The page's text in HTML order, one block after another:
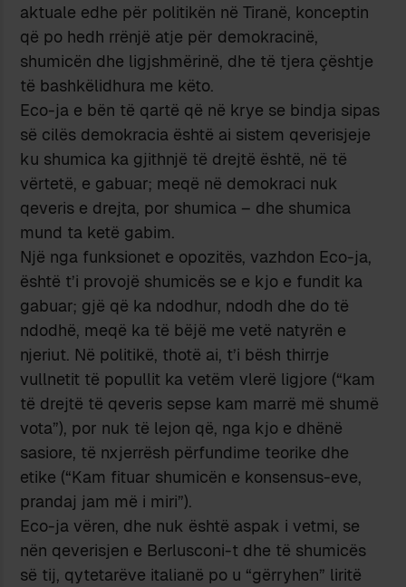
aktuale edhe për politikën në Tiranë, konceptin
që po hedh rrënjë atje për demokracinë,
shumicën dhe ligjshmërinë, dhe të tjera çështje
të bashkëlidhura me këto.
Eco-ja e bën të qartë që në krye se bindja sipas
së cilës demokracia është ai sistem qeverisjeje
ku shumica ka gjithnjë të drejtë është, në të
vërtetë, e gabuar; meqë në demokraci nuk
qeveris e drejta, por shumica – dhe shumica
mund ta ketë gabim.
Një nga funksionet e opozitës, vazhdon Eco-ja,
është t’i provojë shumicës se e kjo e fundit ka
gabuar; gjë që ka ndodhur, ndodh dhe do të
ndodhë, meqë ka të bëjë me vetë natyrën e
njeriut. Në politikë, thotë ai, t’i bësh thirrje
vullnetit të popullit ka vetëm vlerë ligjore (“kam
të drejtë të qeveris sepse kam marrë më shumë
vota”), por nuk të lejon që, nga kjo e dhënë
sasiore, të nxjerrësh përfundime teorike dhe
etike (“Kam fituar shumicën e konsensus-eve,
prandaj jam më i miri”).
Eco-ja vëren, dhe nuk është aspak i vetmi, se
nën qeverisjen e Berlusconi-t dhe të shumicës
së tij, qytetarëve italianë po u “gërryhen” liritë